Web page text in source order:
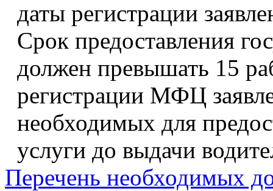
даты регистрации
Срок предоставления
должен превышать 15
регистрации МФЦ
необходимых для
услуги до выдачи
Перечень необходимых